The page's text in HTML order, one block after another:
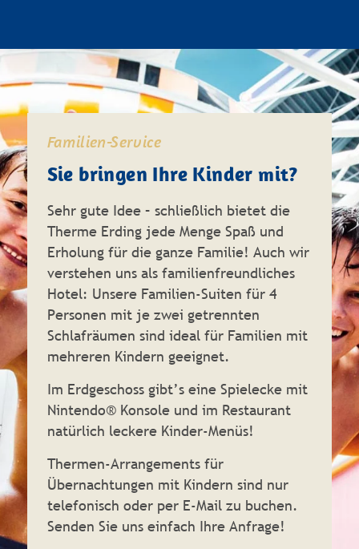
Familien-Service
Sie bringen Ihre Kinder mit?
Sehr gute Idee – schließlich bietet die
Therme Erding jede Menge Spaß und
Erholung für die ganze Familie! Auch wir
verstehen uns als familienfreundliches
Hotel: Unsere Familien-Suiten für 4
Personen mit je zwei getrennten
Schlafräumen sind ideal für Familien mit
mehreren Kindern geeignet.
Im Erdgeschoss gibt’s eine Spielecke mit
Nintendo® Konsole und im Restaurant
natürlich leckere Kinder-Menüs!
Thermen-Arrangements für
Übernachtungen mit Kindern sind nur
telefonisch oder per E-Mail zu buchen.
Senden Sie uns einfach Ihre Anfrage!